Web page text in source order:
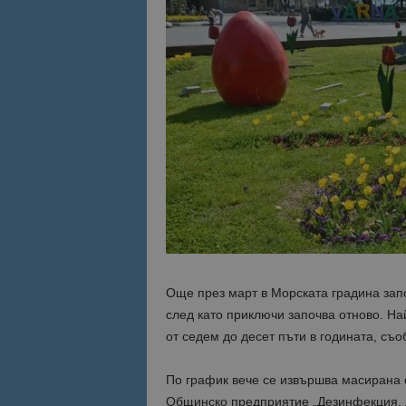
Още през март в Морската градина
след като приключи започва отново.
от седем до десет пъти в годината,
По график вече се извършва масирана
Общинско предприятие „Дезинфекция,
Име
is_visitor_unique
is_unique
_ga_B09EBBY8PY
_ga_WXPDN4HSCV
_ga
Име